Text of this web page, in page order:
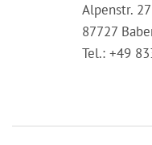
Alpenstr. 27
87727
Tel.: +49